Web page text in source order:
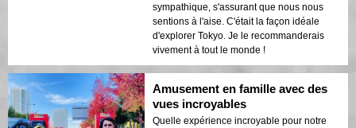
sympathique, s'assurant que nous nous
sentions à l'aise. C'était la façon idéale
d'explorer Tokyo. Je le recommanderais
vivement à tout le monde !
Amusement en famille avec des
vues incroyables
Quelle expérience incroyable pour notre